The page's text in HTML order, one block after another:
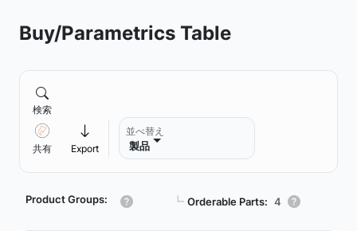
Buy/Parametrics Table
検索
共有 Export
並べ替え
製品
Product Groups: ┗ Orderable Parts: 4